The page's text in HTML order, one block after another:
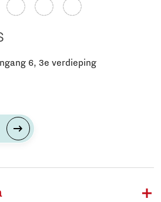
6, 3e verdieping